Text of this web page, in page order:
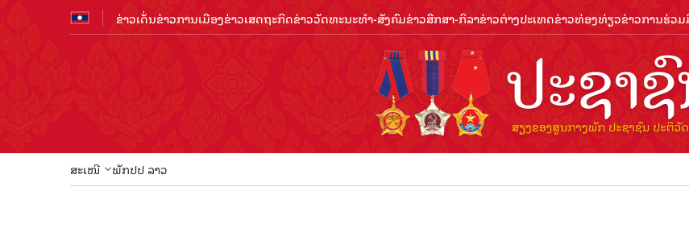
ຂ່າວເດັ່ນຂ່າວການເມືອງຂ່າວເສດຖະກິດຂ່າວວັດທະນະທຳ-ສັງຄົມຂ່າວສືກສາ-ກິລາຂ່າວຕ່າງປະເທດຂ່າວທ່ອງທ່ຽວຂ່າວການຮ່ວ
ສະເໜີ ພັກປປ ລາວ
ຕ້ອນ